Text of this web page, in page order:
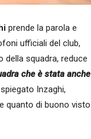
prende la parola e
ufficiali del club,
squadra, reduce
che è stata anche
Inzaghi,
quanto di buono visto